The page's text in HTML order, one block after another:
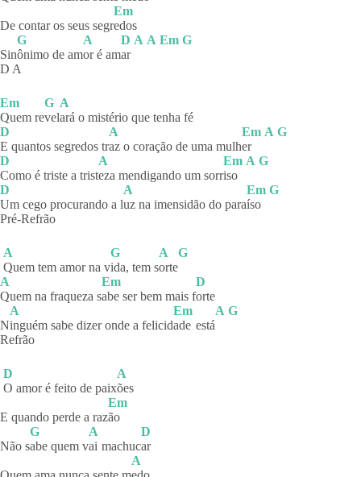
De contar os seus segr
Em
edos
Sin
G
ônimo de am
A
or é am
D
ar
A A Em G
D A
Em
Quem re
G
vel
A
ará o mistério que tenha fé
D
E quantos segredos tr
A
az o coração de uma mulh
Em
er
A G
D
Como é triste a trist
A
eza mendigando um sorr
Em
iso
A G
D
Um cego procurando a l
A
uz na imensidão do para
Em
íso
G
Pré-Refrão
A
Quem tem amor na v
G
ida, tem s
A
orte
G
A
Quem na fraqueza s
Em
abe ser bem mais f
D
orte
N
A
inguém sabe dizer onde a felicid
Em
ade está
A G
Refrão
D
O amor é feito de paix
A
ões
E quando perde a raz
Em
ão
Não s
G
abe quem v
A
ai machuc
D
ar
A